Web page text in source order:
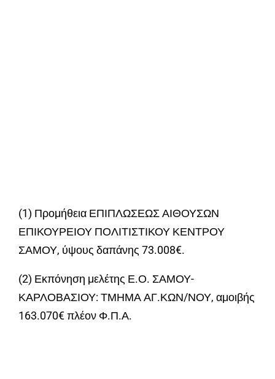
(1) Προμήθεια ΕΠΙΠΛΩΣΕΩΣ ΑΙΘΟΥΣΩΝ
ΕΠΙΚΟΥΡΕΙΟΥ ΠΟΛΙΤΙΣΤΙΚΟΥ ΚΕΝΤΡΟΥ
ΣΑΜΟΥ, ύψους δαπάνης 73.008€.
(2) Εκπόνηση μελέτης Ε.Ο. ΣΑΜΟΥ-
ΚΑΡΛΟΒΑΣΙΟΥ: ΤΜΗΜΑ ΑΓ.ΚΩΝ/ΝΟΥ, αμοιβής
163.070€ πλέον Φ.Π.Α.